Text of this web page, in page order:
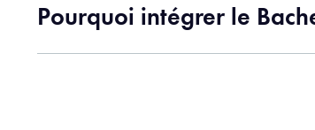
Pourquoi intégrer le